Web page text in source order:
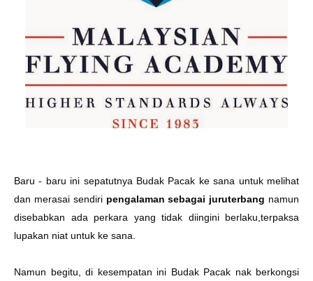
Baru - baru ini sepatutnya Budak Pacak ke sana untuk melihat
dan merasai sendiri pengalaman sebagai juruterbang namun
disebabkan ada perkara yang tidak diingini berlaku,terpaksa
lupakan niat untuk ke sana.
Namun begitu, di kesempatan ini Budak Pacak nak berkongsi